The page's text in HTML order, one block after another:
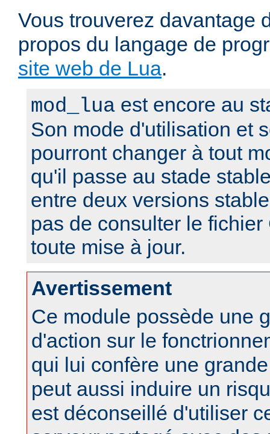
Vous trouverez davantage
propos du langage de
site web de Lua.
mod_lua est encore au
Son mode d'utilisation et
pourront changer à tout
qu'il passe au stade
entre deux versions
pas de consulter le
toute mise à jour.
Avertissement
Ce module possède une
d'action sur le
qui lui confère une
peut aussi induire un
est déconseillé d'utiliser